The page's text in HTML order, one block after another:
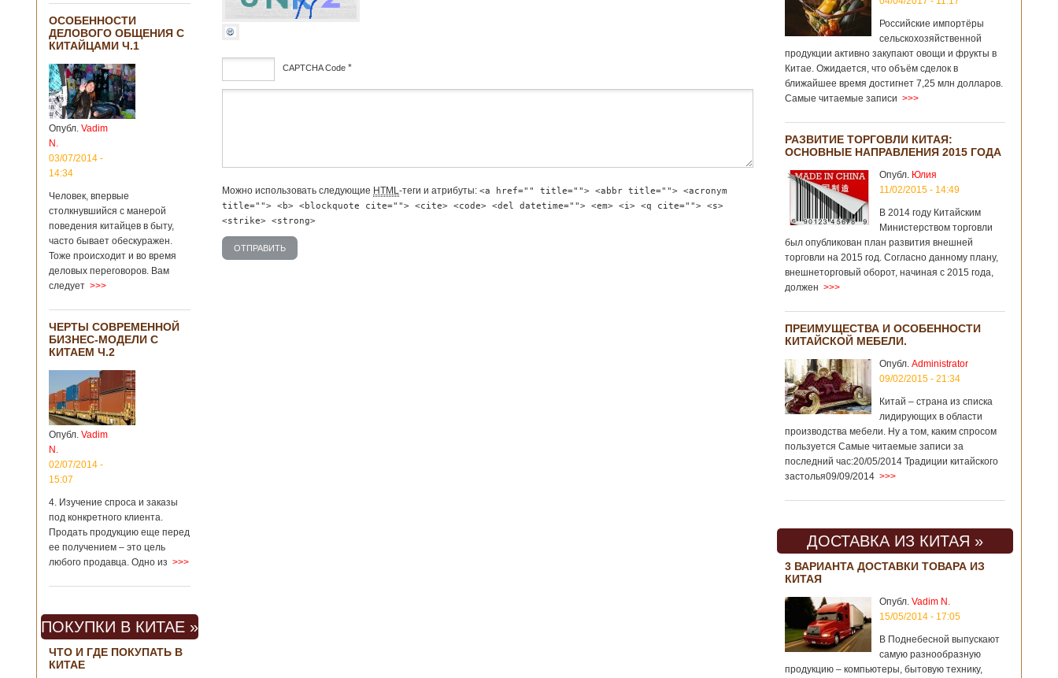
ОСОБЕННОСТИ
ДЕЛОВОГО ОБЩЕНИЯ С
КИТАЙЦАМИ Ч.1
Опубл. Vadim
N.
03/07/2014 -
14:34
Человек, впервые
столкнувшийся с манерой
поведения китайцев в быту,
часто бывает обескуражен.
Тоже происходит и во время
деловых переговоров. Вам
следует >>>
ЧЕРТЫ СОВРЕМЕННОЙ
БИЗНЕС-МОДЕЛИ С
КИТАЕМ Ч.2
Опубл. Vadim
N.
02/07/2014 -
15:07
4. Изучение спроса и заказы
под конкретного клиента.
Продать продукцию еще перед
ее получением – это цель
любого продавца. Одно из >>>
ПОКУПКИ В КИТАЕ »
ЧТО И ГДЕ ПОКУПАТЬ В
КИТАЕ
CAPTCHA Code *
Можно использовать следующие HTML-теги и атрибуты: <a href="" title=""> <abbr title=""> <acronym
title=""> <b> <blockquote cite=""> <cite> <code> <del datetime=""> <em> <i> <q cite=""> <s>
<strike> <strong>
Российские импортёры
сельскохозяйственной
продукции активно закупают овощи и фрукты в
Китае. Ожидается, что объём сделок в
ближайшее время достигнет 7,25 млн долларов.
Самые читаемые записи >>>
РАЗВИТИЕ ТОРГОВЛИ КИТАЯ:
ОСНОВНЫЕ НАПРАВЛЕНИЯ 2015 ГОДА
Опубл. Юлия
11/02/2015 - 14:49
В 2014 году Китайским
Министерством торговли
был опубликован план развития внешней
торговли на 2015 год. Согласно данному плану,
внешнеторговый оборот, начиная с 2015 года,
должен >>>
ПРЕИМУЩЕСТВА И ОСОБЕННОСТИ
КИТАЙСКОЙ МЕБЕЛИ.
Опубл. Administrator
09/02/2015 - 21:34
Китай – страна из списка
лидирующих в области
производства мебели. Ну а том, каким спросом
пользуется Самые читаемые записи за
последний час:20/05/2014 Традиции китайского
застолья09/09/2014 >>>
ДОСТАВКА ИЗ КИТАЯ »
3 ВАРИАНТА ДОСТАВКИ ТОВАРА ИЗ
КИТАЯ
Опубл. Vadim N.
15/05/2014 - 17:05
В Поднебесной выпускают
самую разнообразную
продукцию – компьютеры, бытовую технику,